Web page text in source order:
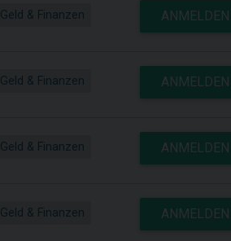
Geld & Finanzen ANMELDEN
Geld & Finanzen ANMELDEN
Geld & Finanzen ANMELDEN
Geld & Finanzen ANMELDEN